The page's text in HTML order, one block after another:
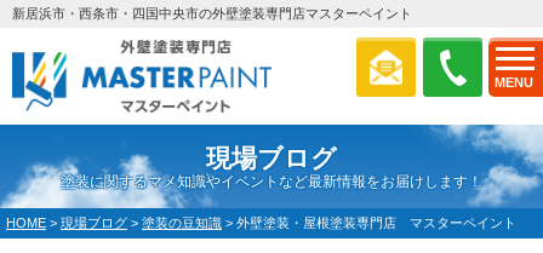
MENU
新居浜市・西条市・四国中央市の外壁塗装専門店マスターペイント
現場ブログ
塗装に関するマメ知識やイベントなど最新情報をお届けします！
HOME > 現場ブログ > 塗装の豆知識 > 外壁塗装・屋根塗装専門店 マスターペイント